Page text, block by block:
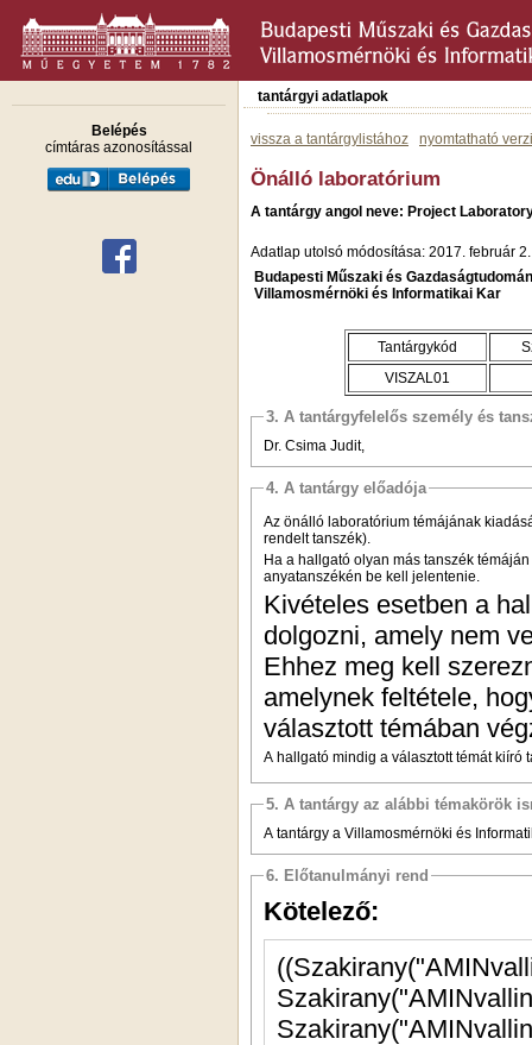
Belépés
címtáras azonosítással
tantárgyi adatlapok
vissza a tantárgylistához nyomtatható
Önálló laboratórium
A tantárgy angol neve: Project
Adatlap utolsó módosítása: 2017. február 2.
Budapesti Műszaki és
Villamosmérnöki és Informatikai Kar
Tantárgykód
VISZAL01
3. A tantárgyfelelős személy és
Dr. Csima Judit,
4. A tantárgy előadója
Az önálló laboratórium témájának
rendelt tanszék).
Ha a hallgató olyan más tanszék
anyatanszékén be kell jelentenie.
Kivételes esetben a
dolgozni, amely nem
Ehhez meg kell
amelynek feltétele,
választott témában
A hallgató mindig a választott témát kiíró
5. A tantárgy az alábbi témakörök
A tantárgy a Villamosmérnöki és
6. Előtanulmányi rend
Kötelező: